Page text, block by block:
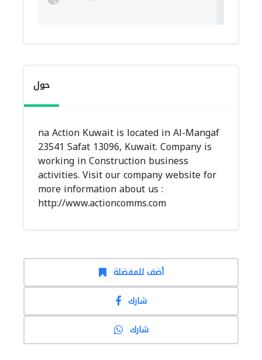
حول
na Action Kuwait is located in Al-Mangaf
23541 Safat 13096, Kuwait. Company is
working in Construction business
activities. Visit our company website for
more information about us :
http://www.actioncomms.com
أضف للمفضلة
شارك
شارك